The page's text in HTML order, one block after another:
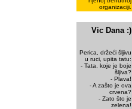
organizaciji.
Vic Dana :)
Perica, držeći šljivu
u ruci, upita tatu:
- Tata, koje je boje
šljiva?
- Plava!
- A zašto je ova
crvena?
- Zato što je
zelena!